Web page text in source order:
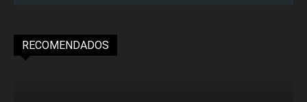
RECOMENDADOS